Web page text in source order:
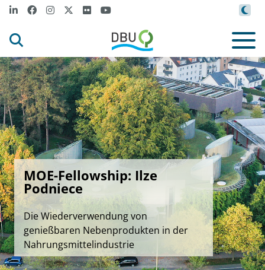
MOE-Fellowship: Ilze
Podniece
Die Wiederverwendung von
genießbaren Nebenprodukten in der
Nahrungsmittelindustrie